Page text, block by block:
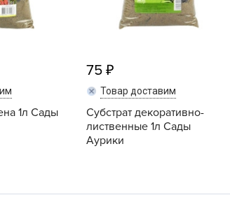
1л Сады
75
Товар доставим
Субстрат декоративно-
лиственные 1л Сады
Аурики